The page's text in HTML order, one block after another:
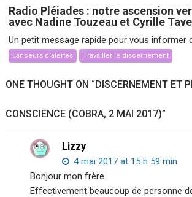
Radio Pléiades : notre ascension
avec Nadine Touzeau et Cyrille
Un petit message rapide pour vous informer
Lanceurs d'alertes Travailler le discernement
ONE THOUGHT ON “DISCERNEMENT ET
CONSCIENCE (COBRA, 2 MAI 2017)”
Lizzy
4 mai 2017 at 15 h 59 min
Bonjour mon frère
Effectivement beaucoup de personne